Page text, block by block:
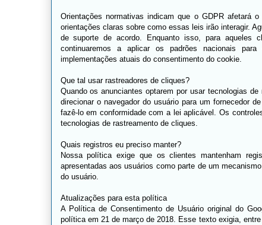
Orientações normativas indicam que o GDPR afetará
orientações claras sobre como essas leis irão interagir.
de suporte de acordo. Enquanto isso, para aqueles
continuaremos a aplicar os padrões nacionais
implementações atuais do consentimento do cookie.
Que tal usar rastreadores de cliques?
Quando os anunciantes optarem por usar tecnologias
direcionar o navegador do usuário para um fornecedor
fazê-lo em conformidade com a lei aplicável. Os
tecnologias de rastreamento de cliques.
Quais registros eu preciso manter?
Nossa política exige que os clientes mantenham
apresentadas aos usuários como parte de um
do usuário.
Atualizações para esta política
A Política de Consentimento de Usuário original do
política em 21 de março de 2018. Esse texto exigia,